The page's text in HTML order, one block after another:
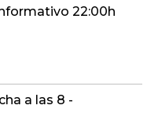
22:00h
a las 8 -